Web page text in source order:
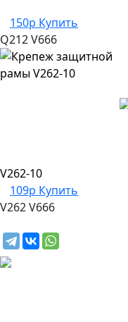
150р Купить
Q212V666
V262-10
109р Купить
V262V666